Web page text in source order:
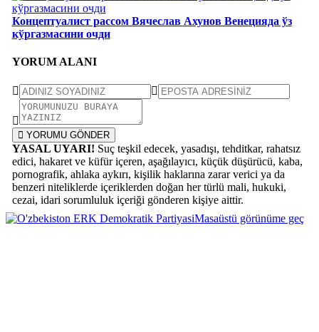
Концептуалист рассом Вячеслав Ахунов Венецияда ўз
кўргазмасини очди
YORUM ALANI
YORUMU GÖNDER
YASAL UYARI! Suç teşkil edecek, yasadışı, tehditkar, rahatsız
edici, hakaret ve küfür içeren, aşağılayıcı, küçük düşürücü, kaba,
pornografik, ahlaka aykırı, kişilik haklarına zarar verici ya da
benzeri niteliklerde içeriklerden doğan her türlü mali, hukuki,
cezai, idari sorumluluk içeriği gönderen kişiye aittir.
Masaüstü görünüme geç